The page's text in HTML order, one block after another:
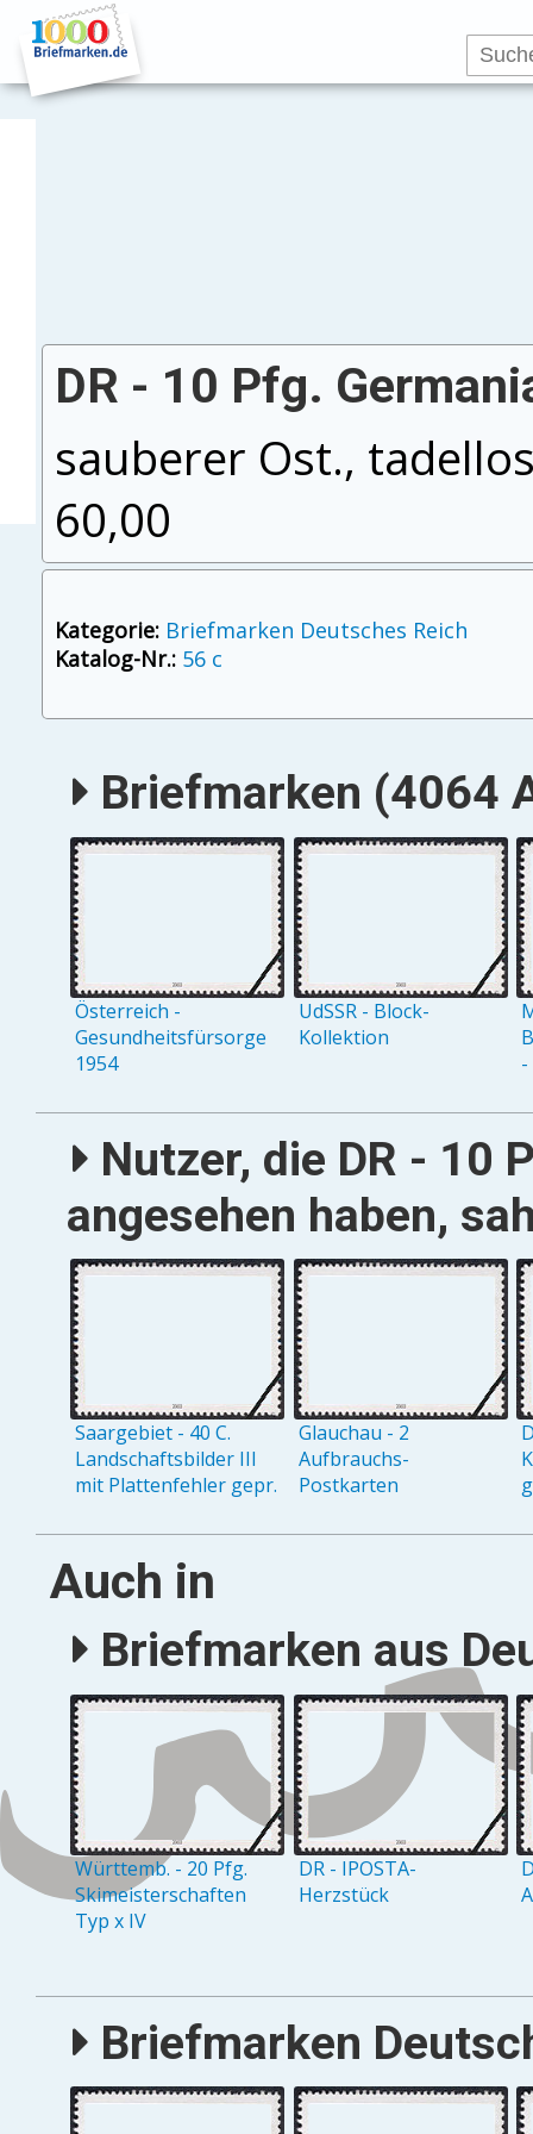
DR - 10 Pfg.
sauberer Ost.,
60,00
Kategorie: Briefmarken Deutsches Reich
Katalog-Nr.: 56 c
Briefmarken (4064
Österreich -
Gesundheitsfürsorge
1954
UdSSR - Block-
Kollektion
Nutzer, die DR - 10
angesehen haben,
Saargebiet - 40 C.
Landschaftsbilder III
mit Plattenfehler gepr.
Glauchau - 2
Aufbrauchs-
Postkarten
Auch in
Briefmarken aus
Württemb. - 20 Pfg.
Skimeisterschaften
Typ x IV
DR - IPOSTA-
Herzstück
Briefmarken